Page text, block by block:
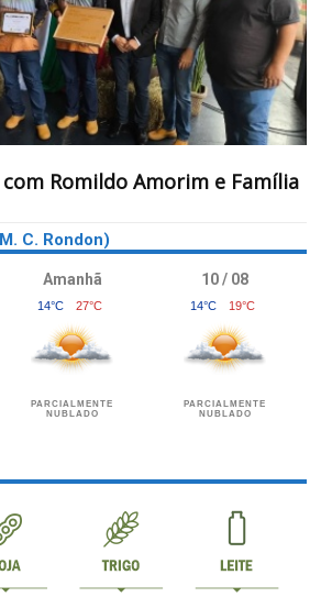
Romildo Amorim e Família
C. Rondon)
Amanhã
14°C 27°C
PARCIALMENTE
NUBLADO
10 / 08
14°C 19°C
PARCIALMENTE
NUBLADO